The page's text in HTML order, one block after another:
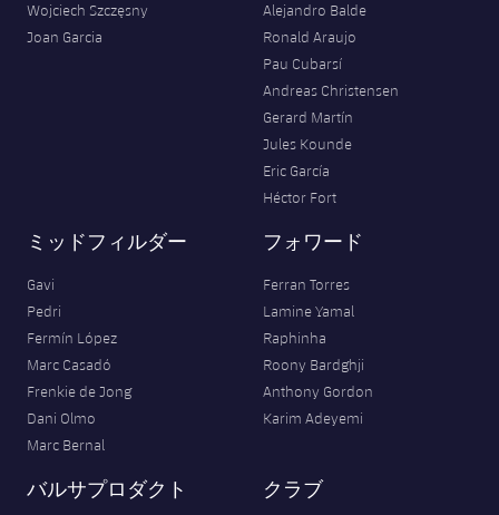
Wojciech Szczęsny
Joan Garcia
Alejandro Balde
Ronald Araujo
Pau Cubarsí
Andreas Christensen
Gerard Martín
Jules Kounde
Eric García
Héctor Fort
ミッドフィルダー
Gavi
Pedri
Fermín López
Marc Casadó
Frenkie de Jong
Dani Olmo
Marc Bernal
フォワード
Ferran Torres
Lamine Yamal
Raphinha
Roony Bardghji
Anthony Gordon
Karim Adeyemi
バルサプロダクト クラブ